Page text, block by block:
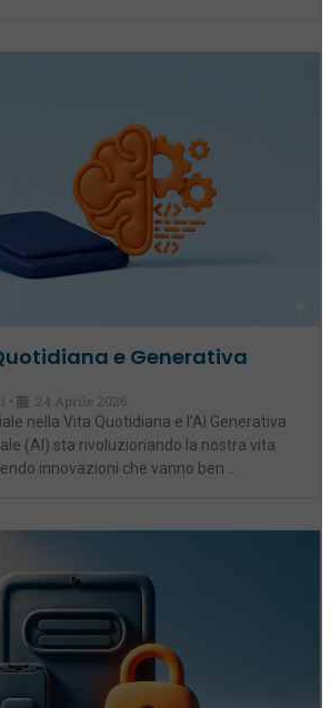
e Generativa
•
24 Aprile 2026
nella Vita Quotidiana e l’AI Generativa
(AI) sta rivoluzionando la nostra vita
innovazioni che vanno ben …